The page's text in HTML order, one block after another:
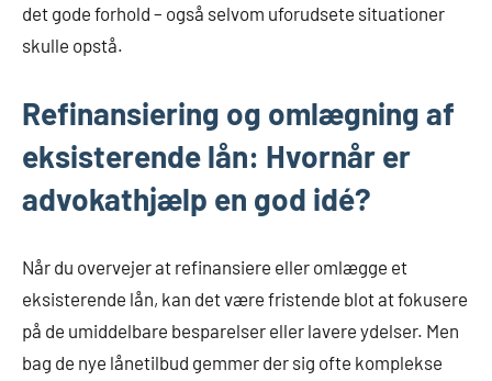
det gode forhold – også selvom uforudsete situationer
skulle opstå.
Refinansiering og omlægning af
eksisterende lån: Hvornår er
advokathjælp en god idé?
Når du overvejer at refinansiere eller omlægge et
eksisterende lån, kan det være fristende blot at fokusere
på de umiddelbare besparelser eller lavere ydelser. Men
bag de nye lånetilbud gemmer der sig ofte komplekse